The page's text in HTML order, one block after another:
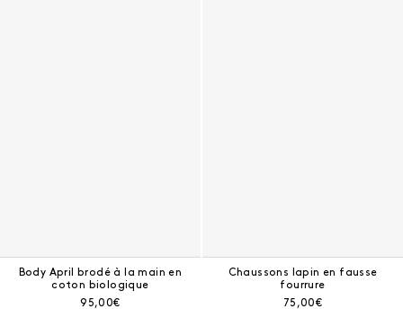
Body April brodé à la main en
coton biologique
Prix courant :
95,00€
Chaussons lapin en fausse
fourrure
Prix courant :
75,00€